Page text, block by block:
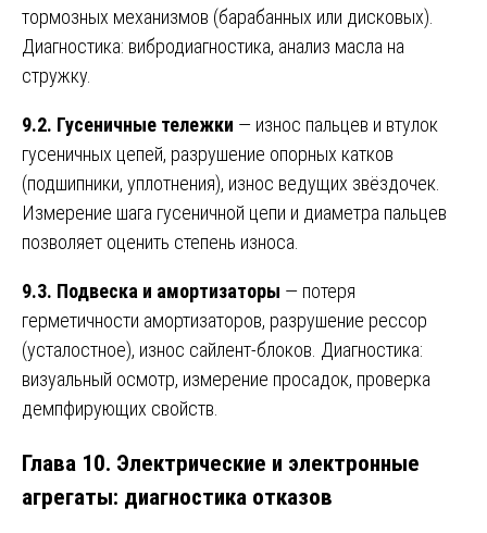
тормозных механизмов (барабанных или дисковых).
Диагностика: вибродиагностика, анализ масла на
стружку.
9.2. Гусеничные тележки — износ пальцев и втулок
гусеничных цепей, разрушение опорных катков
(подшипники, уплотнения), износ ведущих звёздочек.
Измерение шага гусеничной цепи и диаметра пальцев
позволяет оценить степень износа.
9.3. Подвеска и амортизаторы — потеря
герметичности амортизаторов, разрушение рессор
(усталостное), износ сайлент-блоков. Диагностика:
визуальный осмотр, измерение просадок, проверка
демпфирующих свойств.
Глава 10. Электрические и электронные
агрегаты: диагностика отказов